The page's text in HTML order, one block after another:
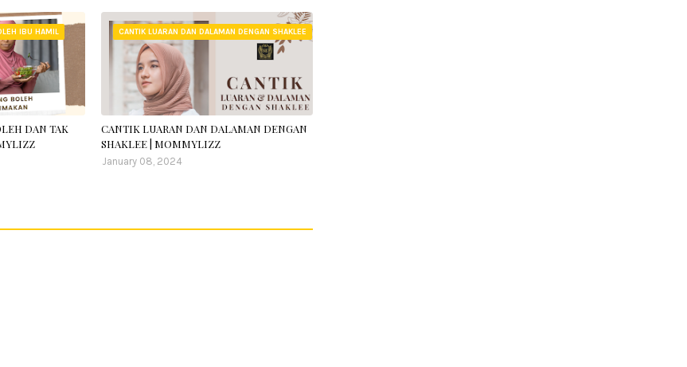
IBU HAMIL
DAN TAK
CANTIK LUARAN DAN DALAMAN DENGAN SHAKLEE
CANTIK LUARAN DAN DALAMAN DENGAN
SHAKLEE | MOMMYLIZZ
January 08, 2024